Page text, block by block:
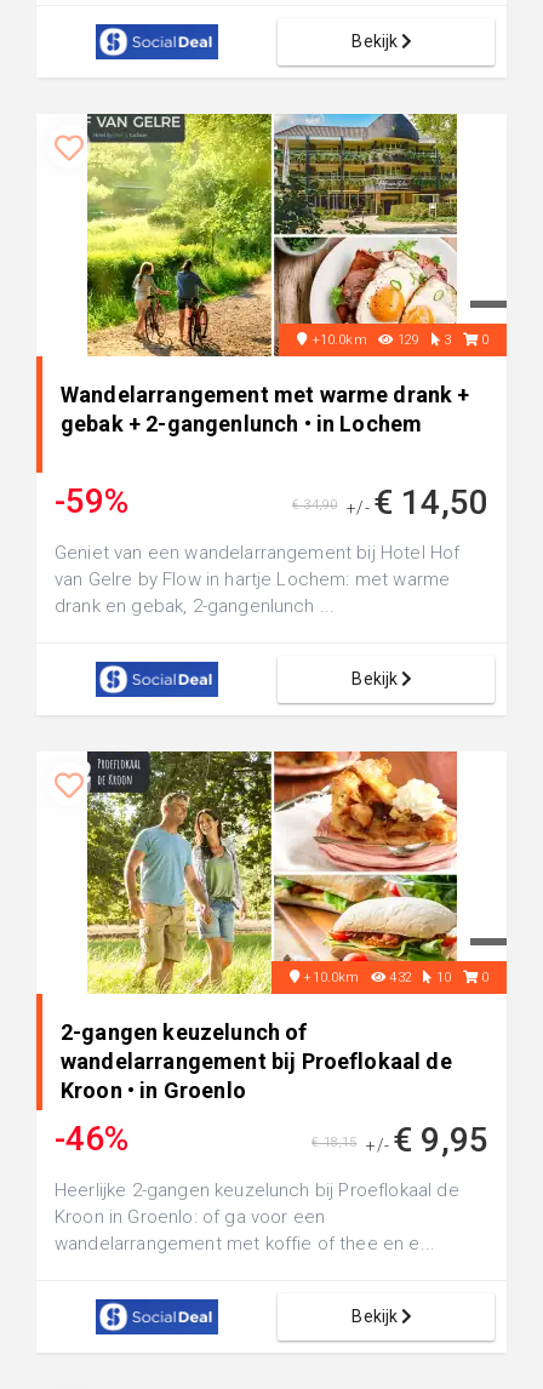
Bekijk
+10.0km 129 3 0
Wandelarrangement met warme drank +
gebak + 2-gangenlunch • in Lochem
-59% +/- € 14,50
€ 34,90
Geniet van een wandelarrangement bij Hotel Hof
van Gelre by Flow in hartje Lochem: met warme
drank en gebak, 2-gangenlunch ...
Bekijk
+10.0km 432 10 0
2-gangen keuzelunch of
wandelarrangement bij Proeflokaal de
Kroon • in Groenlo
-46% +/- € 9,95
€ 18,15
Heerlijke 2-gangen keuzelunch bij Proeflokaal de
Kroon in Groenlo: of ga voor een
wandelarrangement met koffie of thee en e...
Bekijk